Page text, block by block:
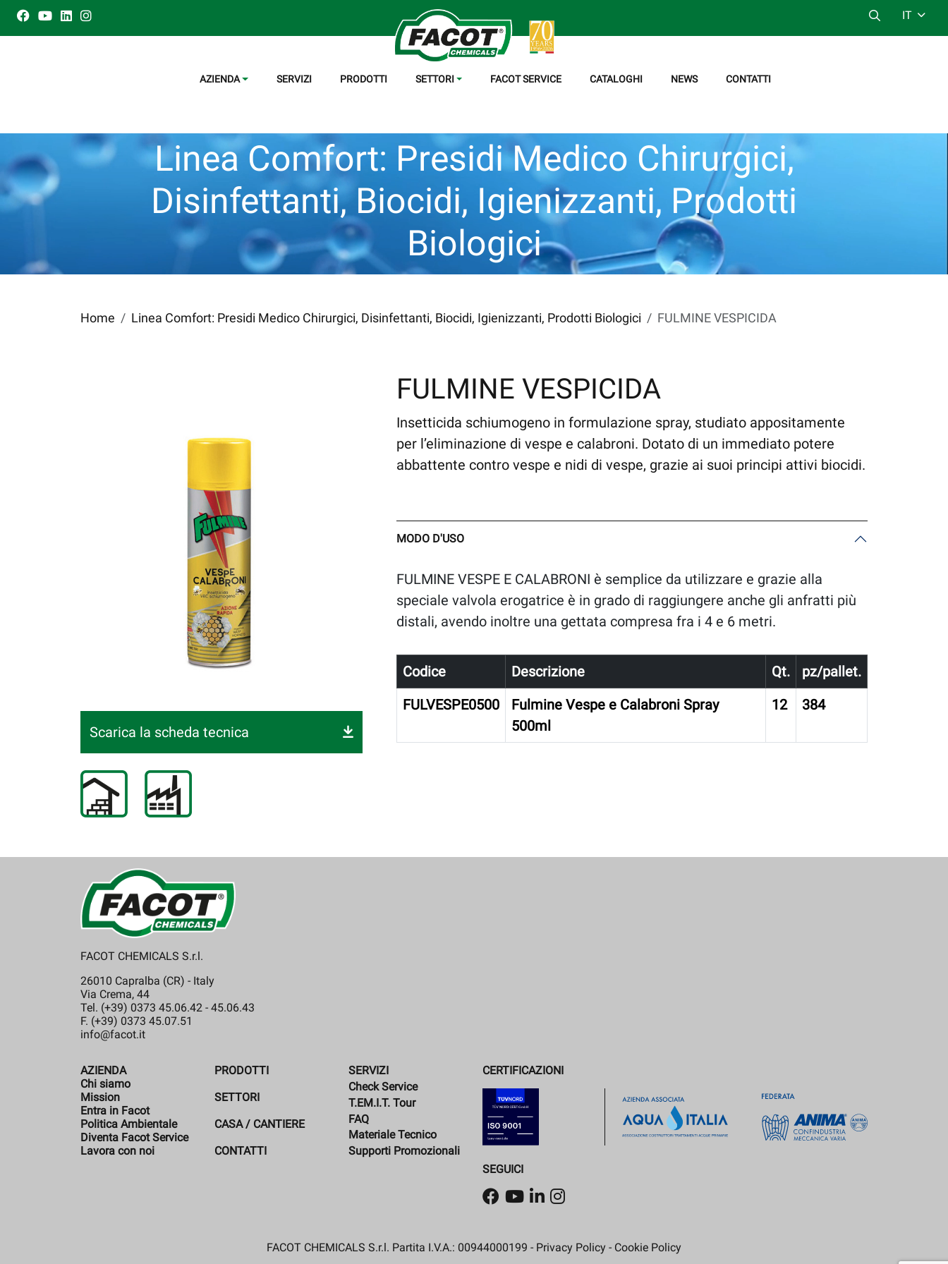
IT
AZIENDA SERVIZI PRODOTTI SETTORI FACOT SERVICE CATALOGHI NEWS CONTATTI
Linea Comfort: Presidi Medico Chirurgici,
Disinfettanti, Biocidi, Igienizzanti, Prodotti
Biologici
Home Linea Comfort: Presidi Medico Chirurgici, Disinfettanti, Biocidi, Igienizzanti, Prodotti Biologici FULMINE VESPICIDA
FULMINE VESPICIDA
Scarica la scheda tecnica
Insetticida schiumogeno in formulazione spray, studiato appositamente
per l’eliminazione di vespe e calabroni. Dotato di un immediato potere
abbattente contro vespe e nidi di vespe, grazie ai suoi principi attivi biocidi.
MODO D'USO
FULMINE VESPE E CALABRONI è semplice da utilizzare e grazie alla
speciale valvola erogatrice è in grado di raggiungere anche gli anfratti più
distali, avendo inoltre una gettata compresa fra i 4 e 6 metri.
Codice Descrizione Qt.
pz/pallet.
FULVESPE0500
Fulmine Vespe e Calabroni Spray
500ml
12 384
FACOT CHEMICALS S.r.l.
26010 Capralba (CR) - Italy
Via Crema, 44
Tel. (+39) 0373 45.06.42 - 45.06.43
F. (+39) 0373 45.07.51
info@facot.it
AZIENDA
Chi siamo
Mission
Entra in Facot
Politica Ambientale
Diventa Facot Service
Lavora con noi
PRODOTTI
SETTORI
CASA / CANTIERE
CONTATTI
SERVIZI
Check Service
T.EM.I.T. Tour
FAQ
Materiale Tecnico
Supporti Promozionali
CERTIFICAZIONI
SEGUICI
FACOT CHEMICALS S.r.l. Partita I.V.A.: 00944000199 - Privacy Policy - Cookie Policy